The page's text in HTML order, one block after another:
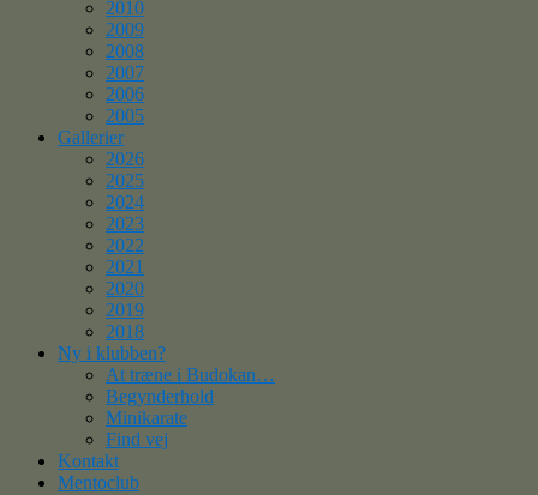
2010
2009
2008
2007
2006
2005
Gallerier
2026
2025
2024
2023
2022
2021
2020
2019
2018
Ny i klubben?
At træne i Budokan…
Begynderhold
Minikarate
Find vej
Kontakt
Mentoclub